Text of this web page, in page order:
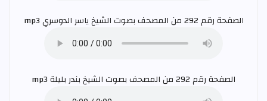
الصفحة رقم 292 من المصحف بصوت الشيخ ياسر الدوسريmp3
الصفحة رقم 292 من المصحف بصوت الشيخ بندر بليلة